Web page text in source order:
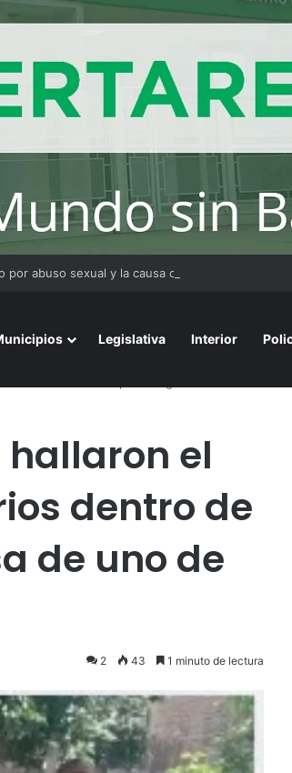
abuso sexual y la causa continúa bajo
Legislativa Interior
hallaron el
dentro de
de uno de
2 43 1 minuto de lectura